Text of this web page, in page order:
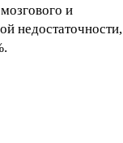
и
недостаточности,